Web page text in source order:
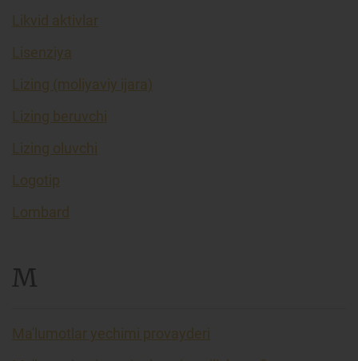
Likvid aktivlar
Lisenziya
Lizing (moliyaviy ijara)
Lizing beruvchi
Lizing oluvchi
Logotip
Lombard
M
Ma'lumotlar yechimi provayderi